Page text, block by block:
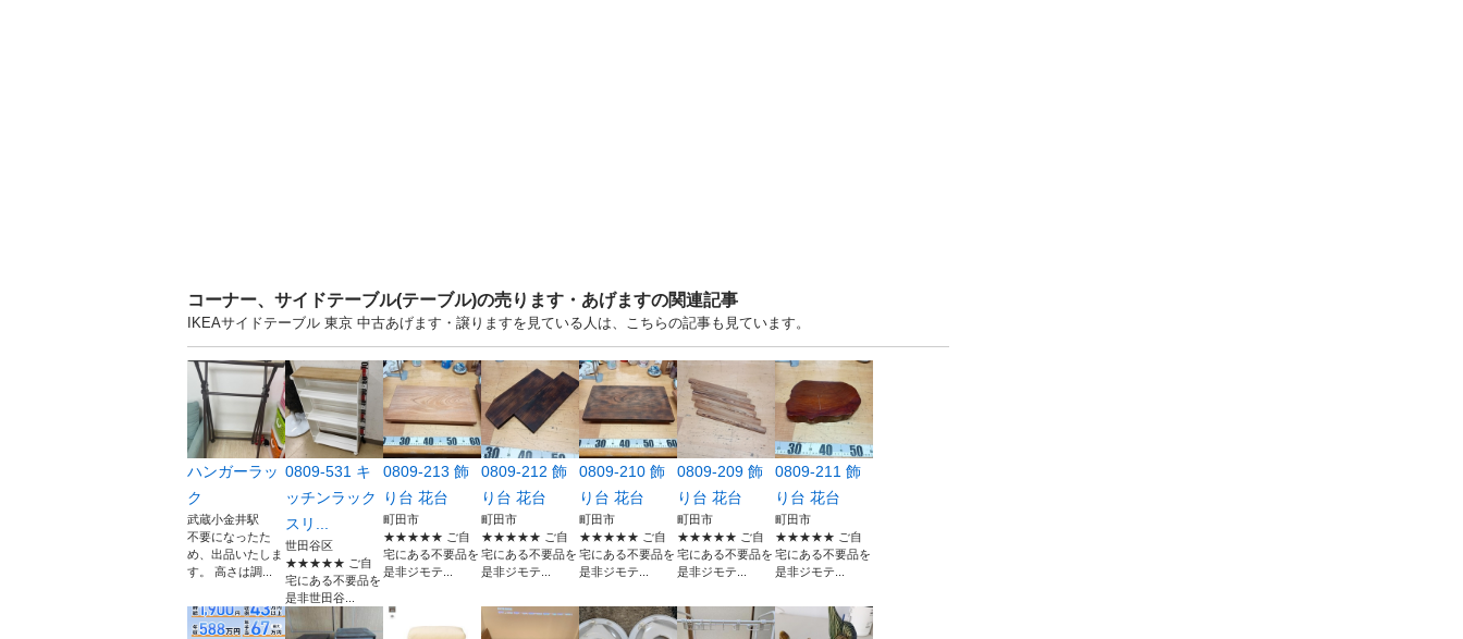
コーナー、サイドテーブル(テーブル)の売ります・あげますの関連記事
IKEAサイドテーブル 東京 中古あげます・譲りますを見ている人は、こちらの記事も見ています。
ハンガーラッ
ク
武蔵小金井駅
不要になったた
め、出品いたしま
す。 高さは調...
0809-531 キ
ッチンラック
スリ...
世田谷区
★★★★★ ご自
宅にある不要品を
是非世田谷...
0809-213 飾
り台 花台
町田市
★★★★★ ご自
宅にある不要品を
是非ジモテ...
0809-212 飾
り台 花台
町田市
★★★★★ ご自
宅にある不要品を
是非ジモテ...
0809-210 飾
り台 花台
町田市
★★★★★ ご自
宅にある不要品を
是非ジモテ...
0809-209 飾
り台 花台
町田市
★★★★★ ご自
宅にある不要品を
是非ジモテ...
0809-211 飾
り台 花台
町田市
★★★★★ ご自
宅にある不要品を
是非ジモテ...